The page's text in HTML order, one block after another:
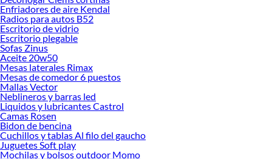
Enfriadores de aire Kendal
Radios para autos B52
Escritorio de vidrio
Escritorio plegable
Sofas Zinus
Aceite 20w50
Mesas laterales Rimax
Mesas de comedor 6 puestos
Mallas Vector
Neblineros y barras led
Liquidos y lubricantes Castrol
Camas Rosen
Bidon de bencina
Cuchillos y tablas Al filo del gaucho
Juguetes Soft play
Mochilas y bolsos outdoor Momo